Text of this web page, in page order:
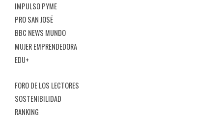
IMPULSO PYME
PRO SAN JOSÉ
BBC NEWS MUNDO
MUJER EMPRENDEDORA
EDU+
FORO DE LOS LECTORES
SOSTENIBILIDAD
RANKING